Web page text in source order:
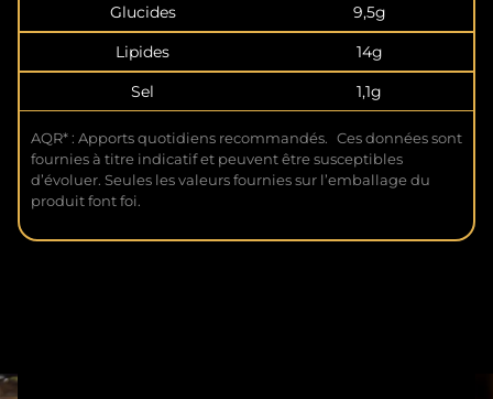
Glucides
9,5g
Lipides
14g
Sel
1,1g
AQR* : Apports quotidiens recommandés. Ces données sont
fournies à titre indicatif et peuvent être susceptibles
d’évoluer. Seules les valeurs fournies sur l’emballage du
produit font foi.